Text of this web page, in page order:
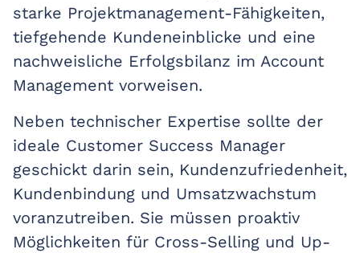
starke Projektmanagement-Fähigkeiten,
tiefgehende Kundeneinblicke und eine
nachweisliche Erfolgsbilanz im Account
Management vorweisen.
Neben technischer Expertise sollte der
ideale Customer Success Manager
geschickt darin sein, Kundenzufriedenheit,
Kundenbindung und Umsatzwachstum
voranzutreiben. Sie müssen proaktiv
Möglichkeiten für Cross-Selling und Up-